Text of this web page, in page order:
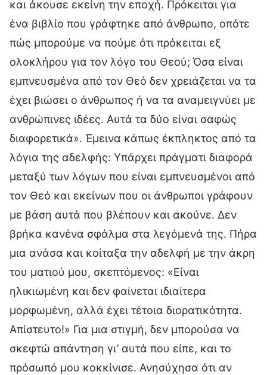
και άκουσε εκείνη την εποχή. Πρόκειται για
ένα βιβλίο που γράφτηκε από άνθρωπο, οπότε
πώς μπορούμε να πούμε ότι πρόκειται εξ
ολοκλήρου για τον λόγο του Θεού; Όσα είναι
εμπνευσμένα από τον Θεό δεν χρειάζεται να τα
έχει βιώσει ο άνθρωπος ή να τα αναμειγνύει με
ανθρώπινες ιδέες. Αυτά τα δύο είναι σαφώς
διαφορετικά». Έμεινα κάπως έκπληκτος από τα
λόγια της αδελφής: Υπάρχει πράγματι διαφορά
μεταξύ των λόγων που είναι εμπνευσμένοι από
τον Θεό και εκείνων που οι άνθρωποι γράφουν
με βάση αυτά που βλέπουν και ακούνε. Δεν
βρήκα κανένα σφάλμα στα λεγόμενά της. Πήρα
μια ανάσα και κοίταξα την αδελφή με την άκρη
του ματιού μου, σκεπτόμενος: «Είναι
ηλικιωμένη και δεν φαίνεται ιδιαίτερα
μορφωμένη, αλλά έχει τέτοια διορατικότητα.
Απίστευτο!» Για μια στιγμή, δεν μπορούσα να
σκεφτώ απάντηση γι’ αυτά που είπε, και το
πρόσωπό μου κοκκίνισε. Ανησύχησα ότι αν